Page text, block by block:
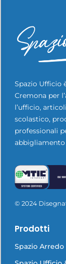
Leggi tutto
Spazio Ufficio
Cremona per
l’ufficio,
scolastico,
professionali
abbigliamento
© 2024
Prodotti
Spazio Arredo